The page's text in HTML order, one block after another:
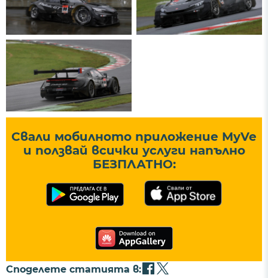
Свали мобилното приложение MyVe
и ползвай всички услуги напълно
БЕЗПЛАТНО:
Споделете статията в: